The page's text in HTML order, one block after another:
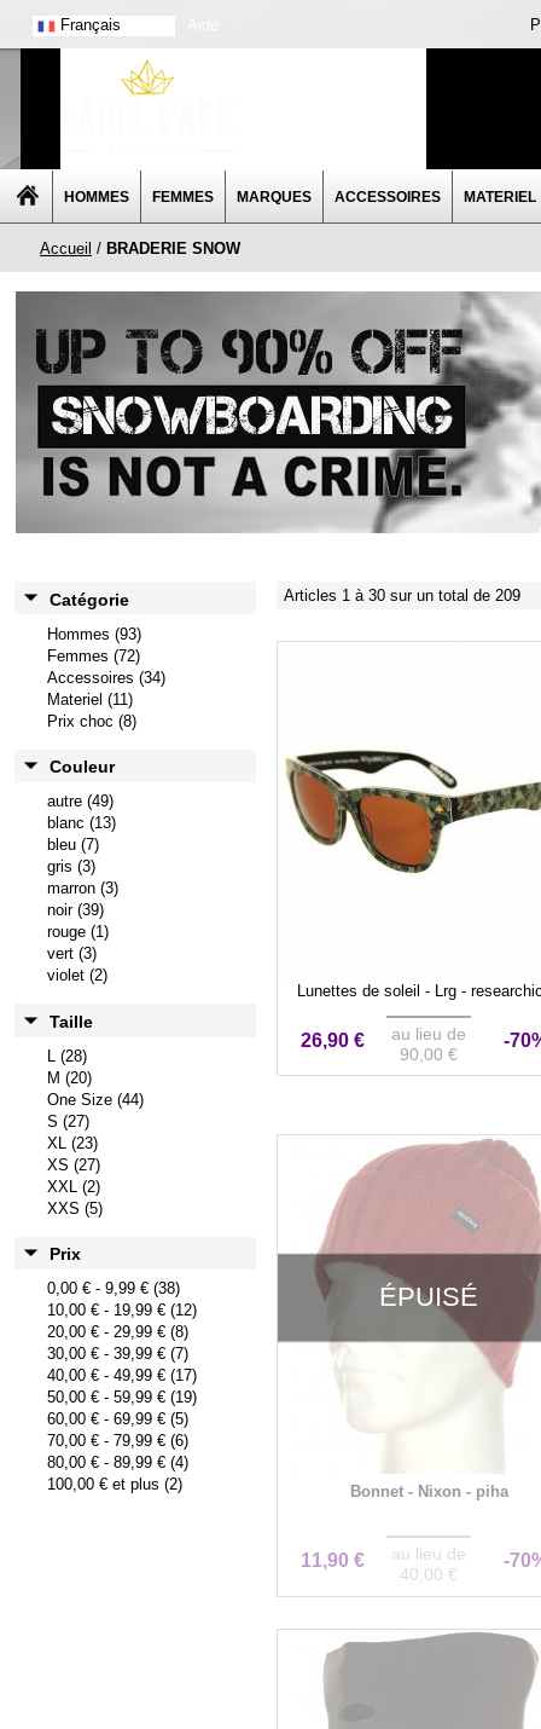
Français
HOMMES FEMMES MARQUES ACCESSOIRES MATERIEL
Accueil / BRADERIE SNOW
Catégorie
Hommes (93)
Femmes (72)
Accessoires (34)
Materiel (11)
Prix choc (8)
Couleur
autre (49)
blanc (13)
bleu (7)
gris (3)
marron (3)
noir (39)
rouge (1)
vert (3)
violet (2)
Taille
L (28)
M (20)
One Size (44)
S (27)
XL (23)
XS (27)
XXL (2)
XXS (5)
Prix
0,00 € -9,99 € (38)
10,00 € - 19,99 € (12)
20,00 € -29,99 € (8)
30,00 € -39,99 € (7)
40,00 € -49,99 € (17)
50,00 € -59,99 € (19)
60,00 € -69,99 € (5)
70,00 € -79,99 € (6)
80,00 € -89,99 € (4)
100,00 € et plus (2)
Articles 1 à 30 sur un total de 209
Lunettes de soleil - Lrg -
26,90 €
au lieu de
90,00 €
-
ÉPUISÉ
Bonnet - Nixon - piha
11,90 €
au lieu de
40,00 €
-